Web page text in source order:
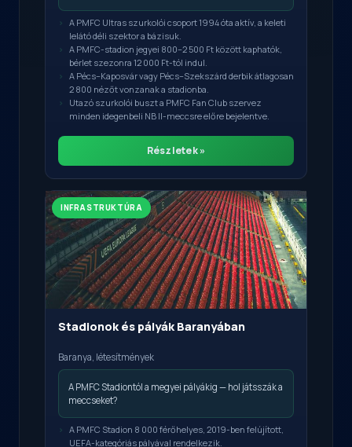
A PMFC Ultras szurkolói csoport 1994 óta aktív, a keleti
lelátó déli szektor a bázisuk.
A PMFC-stadion jegyei 800–2 500 Ft között kaphatók,
bérlet szezonra 12 000 Ft-tól indul.
A Pécs–Kaposvár vagy Pécs–Szekszárd derbik átlagosan
2 800 nézőt vonzanak a stadionba.
Utazó szurkolói buszt a PMFC Fan Club szervez
minden idegenbeli NB II-meccsre előre bejelentve.
Részletek »
INFRASTRUKTÚRA
Stadionok és pályák Baranyában
Baranya, létesítmények
A PMFC Stadiontól a megyei pályákig — hol játsszák a
meccseket?
A PMFC Stadion 8 000 férőhelyes, 2019-ben felújított,
UEFA-kategóriás pályával rendelkezik.